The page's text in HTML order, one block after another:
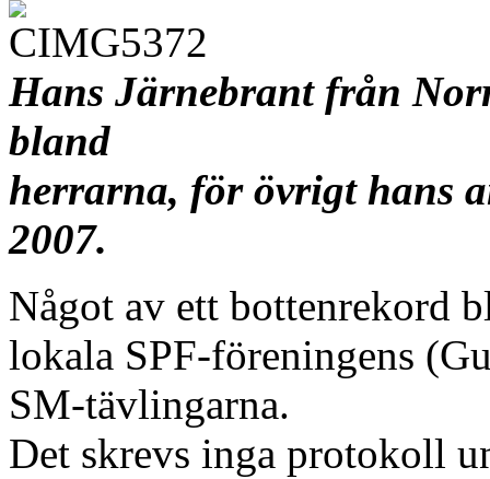
Hans Järnebrant från
bland
herrarna, för övrigt hans
2007.
Något av ett bottenrekord
lokala SPF-föreningens
SM-tävlingarna.
Det skrevs inga protokoll